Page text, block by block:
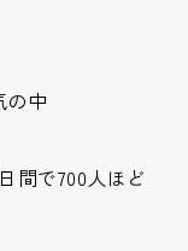
の中
間で700人ほど